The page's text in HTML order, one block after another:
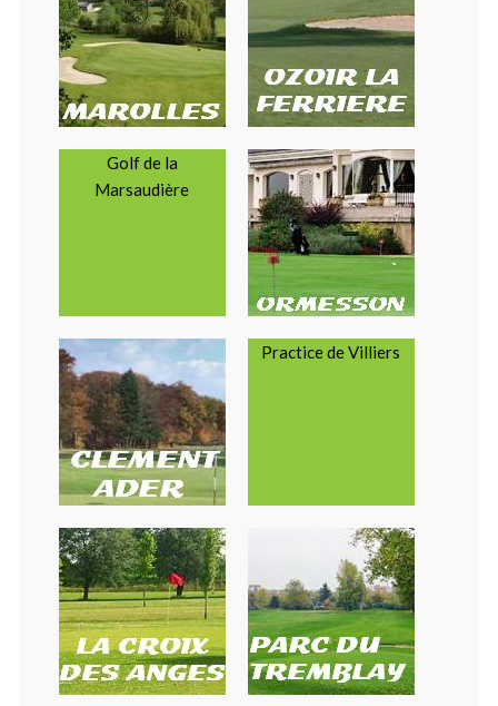
Golf de la
Marsaudière
Practice de Villiers